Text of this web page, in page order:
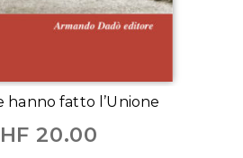
hanno fatto l’Unione
20.00